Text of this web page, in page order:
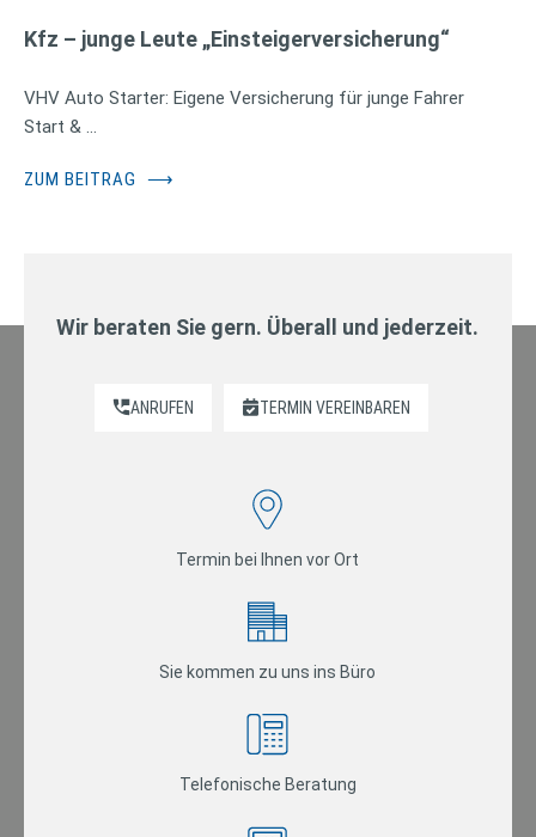
Kfz – junge Leute „Einsteigerversicherung“
VHV Auto Starter: Eigene Versicherung für junge Fahrer
Start & …
ZUM BEITRAG ⟶
Wir beraten Sie gern. Überall und jederzeit.
ANRUFEN TERMIN VEREINBAREN
Termin bei Ihnen vor Ort
Sie kommen zu uns ins Büro
Telefonische Beratung